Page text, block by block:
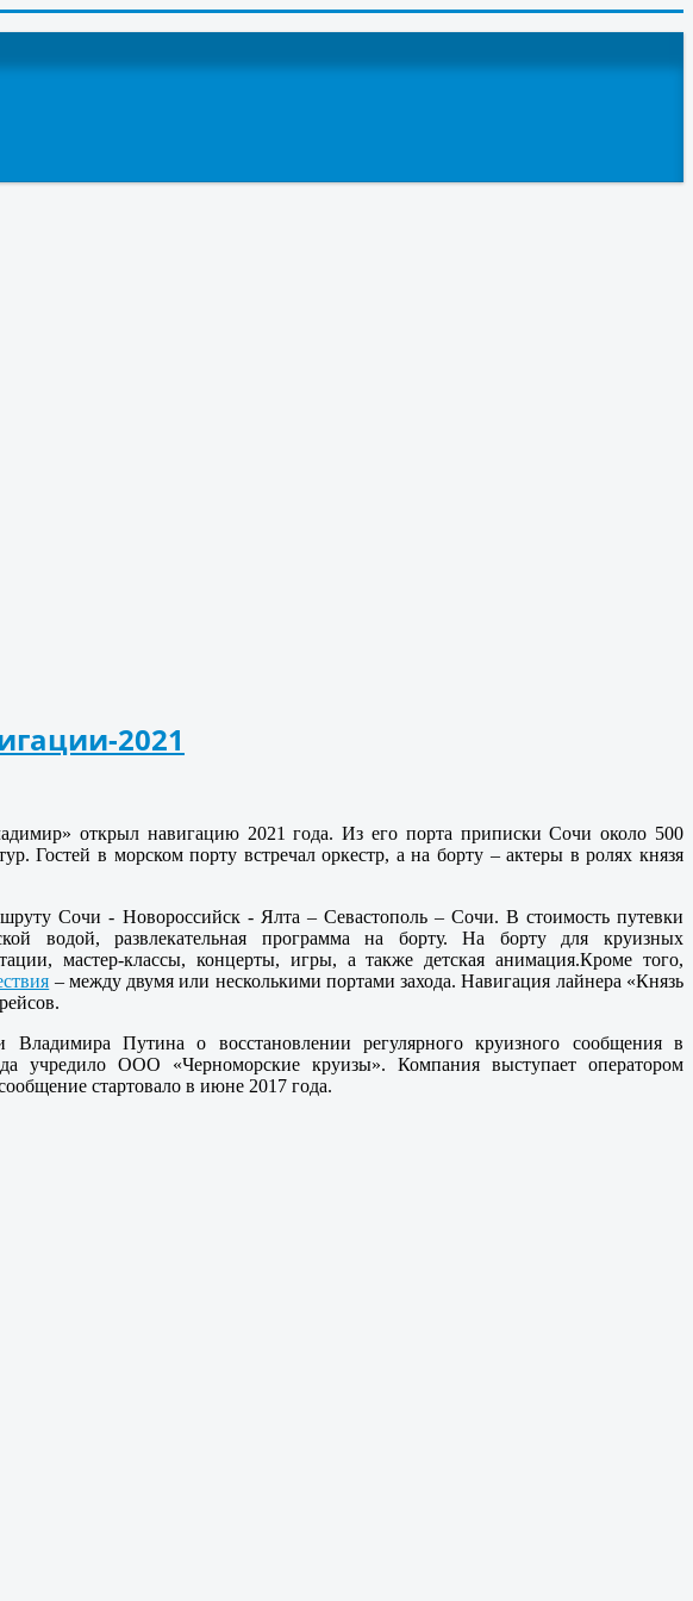
2021
открыл навигацию 2021 года. Из его порта приписки Сочи около 500
Гостей в морском порту встречал оркестр, а на борту – актеры в ролях князя
Сочи - Новороссийск - Ялта – Севастополь – Сочи. В стоимость путевки
водой, развлекательная программа на борту. На борту для круизных
мастер-классы, концерты, игры, а также детская анимация.Кроме того,
– между двумя или несколькими портами захода. Навигация лайнера «Князь
Путина о восстановлении регулярного круизного сообщения в
учредило ООО «Черноморские круизы». Компания выступает оператором
стартовало в июне 2017 года.